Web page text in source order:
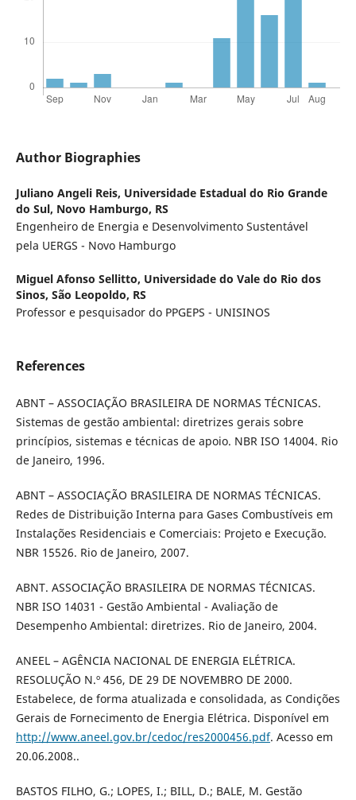
Author Biographies
Juliano Angeli Reis, Universidade Estadual do Rio Grande
do Sul, Novo Hamburgo, RS
Engenheiro de Energia e Desenvolvimento Sustentável
pela UERGS - Novo Hamburgo
Miguel Afonso Sellitto, Universidade do Vale do Rio dos
Sinos, São Leopoldo, RS
Professor e pesquisador do PPGEPS - UNISINOS
References
ABNT – ASSOCIAÇÃO BRASILEIRA DE NORMAS TÉCNICAS.
Sistemas de gestão ambiental: diretrizes gerais sobre
princípios, sistemas e técnicas de apoio. NBR ISO 14004. Rio
de Janeiro, 1996.
ABNT – ASSOCIAÇÃO BRASILEIRA DE NORMAS TÉCNICAS.
Redes de Distribuição Interna para Gases Combustíveis em
Instalações Residenciais e Comerciais: Projeto e Execução.
NBR 15526. Rio de Janeiro, 2007.
ABNT. ASSOCIAÇÃO BRASILEIRA DE NORMAS TÉCNICAS.
NBR ISO 14031 - Gestão Ambiental - Avaliação de
Desempenho Ambiental: diretrizes. Rio de Janeiro, 2004.
ANEEL – AGÊNCIA NACIONAL DE ENERGIA ELÉTRICA.
RESOLUÇÃO N.º 456, DE 29 DE NOVEMBRO DE 2000.
Estabelece, de forma atualizada e consolidada, as Condições
Gerais de Fornecimento de Energia Elétrica. Disponível em
http://www.aneel.gov.br/cedoc/res2000456.pdf. Acesso em
20.06.2008..
BASTOS FILHO, G.; LOPES, I.; BILL, D.; BALE, M. Gestão